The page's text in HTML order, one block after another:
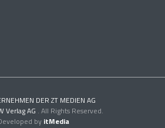
DER ZT MEDIEN AG
Verlag AG . All Rights Reserved.
by itMedia